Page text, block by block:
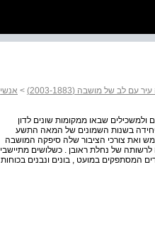
עם לב של מושבה (2003-1883) > אנשי
שבאו ממקומות שונים לדון
היחידה בשנות השמונים של המאה התשע
ואת צורכי הציבור שלה סיפקה המושבה
המושבה את מוסדותיה לרשותה של נחלת ראובן . כשלושים מתיישבי
המסתפקים במועט , בונים ונבנים בכוחות